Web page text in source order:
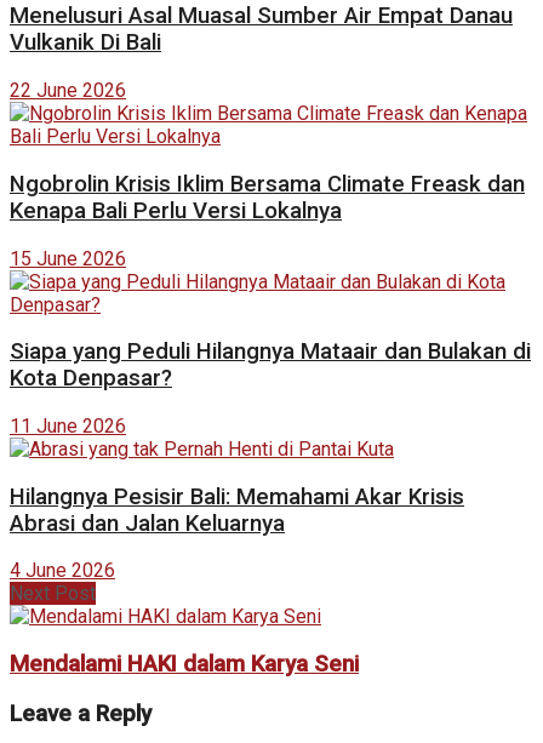
Menelusuri Asal Muasal Sumber Air Empat Danau
Vulkanik Di Bali
22 June 2026
Ngobrolin Krisis Iklim Bersama Climate Freask dan
Kenapa Bali Perlu Versi Lokalnya
15 June 2026
Siapa yang Peduli Hilangnya Mataair dan Bulakan di
Kota Denpasar?
11 June 2026
Hilangnya Pesisir Bali: Memahami Akar Krisis
Abrasi dan Jalan Keluarnya
4 June 2026
Next Post
Mendalami HAKI dalam Karya Seni
Leave a Reply